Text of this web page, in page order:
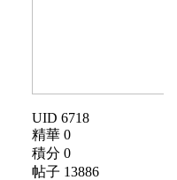
UID 6718
精華 0
積分 0
帖子 13886